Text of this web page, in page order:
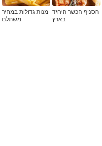
הסניף הכשר היחיד
בארץ
מנות גדולות במחיר
משתלם